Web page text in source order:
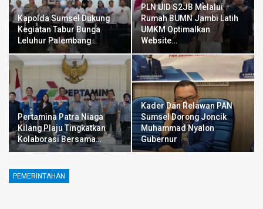
Kapolda Sumsel Dukung
Kegiatan Tabur Bunga
Leluhur Palembang…
PLN UID S2JB Melalui
Rumah BUMN Jambi Latih
UMKM Optimalkan
Website…
Pertamina Patra Niaga
Kilang Plaju Tingkatkan
Kolaborasi Bersama…
Kader Dan Relawan PAN
Sumsel Dorong Joncik
Muhammad Nyalon
Gubernur
PEMERINTAHAN